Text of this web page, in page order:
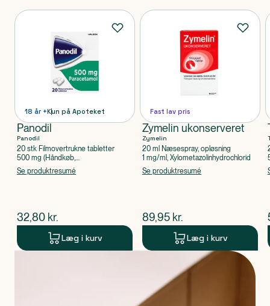
Produkter
18 år +Kun på Apoteket
Panodil
Panodil
20 stk Filmovertrukne tabletter
500 mg (Håndkøb,
apoteksforbeholdt), Paracetamol
Se produktresumé
$nuværende pris
32,80 kr.
Læg i kurv
Fast lav pris
Zymelin ukonserveret
Zymelin
20 ml Næsespray, opløsning
1 mg/ml, Xylometazolinhydrochlorid
Se produktresumé
$nuværende pris
89,95 kr.
Læg i kurv